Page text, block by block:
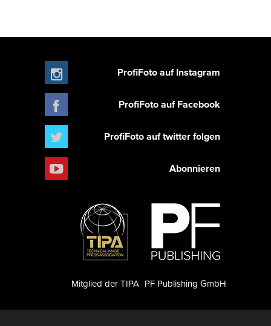
ProfiFoto auf Instagram
ProfiFoto auf Facebook
ProfiFoto auf twitter folgen
Abonnieren
PF Publishing GmbH
Mitglied der TIPA